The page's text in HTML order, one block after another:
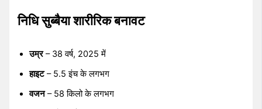
निधि सुब्बैया शारीरिक बनावट
उम्र– 38 वर्ष, 2025 में
हाइट– 5.5 इंच के लगभग
वजन– 58 किलो के लगभग